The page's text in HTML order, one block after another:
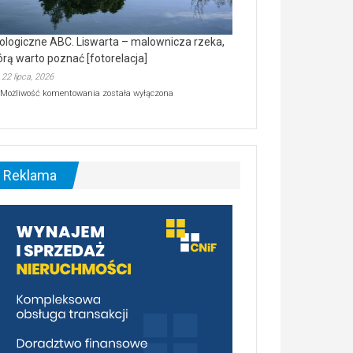
ABC. Liswarta – malownicza rzeka,
warto poznać [fotorelacja]
22 lipca, 2026
Możliwość komentowania Ekologiczne
–
malownicza
[fotorelacja]
została wyłączona
Reklama